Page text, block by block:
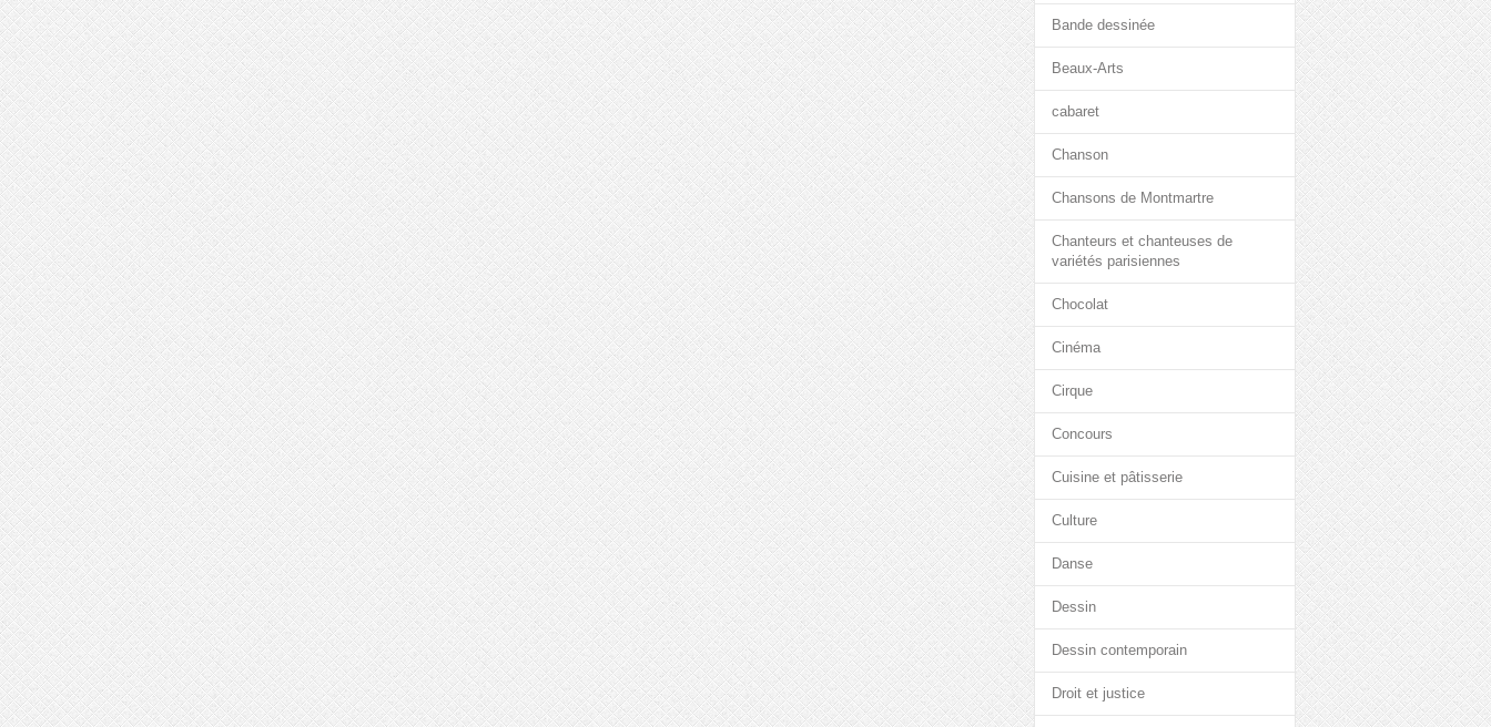
Bande dessinée
Beaux-Arts
cabaret
Chanson
Chansons de Montmartre
Chanteurs et chanteuses de
variétés parisiennes
Chocolat
Cinéma
Cirque
Concours
Cuisine et pâtisserie
Culture
Danse
Dessin
Dessin contemporain
Droit et justice